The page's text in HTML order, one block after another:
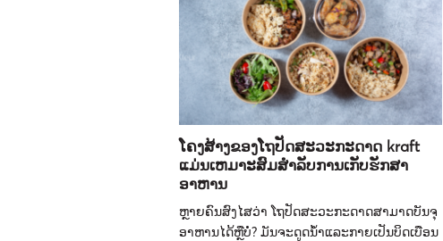
ໂຄງສ້າງຂອງໂຖປັດສະວະກະດາດ kraft
ແມ່ນເຫມາະສົມສໍາລັບການເກັບຮັກສາ
ອາຫານ
ຫຼາຍຄົນສົງໄສວ່າ ໂຖປັດສະວະກະດາດສາມາດບັນຈຸ
ອາຫານໄດ້ຫຼືບໍ່? ມັນຈະດູດນ້ໍາແລະກາຍເປັນບິດເບືອນ